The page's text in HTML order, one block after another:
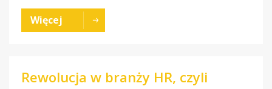
Więcej
Rewolucja w branży HR, czyli